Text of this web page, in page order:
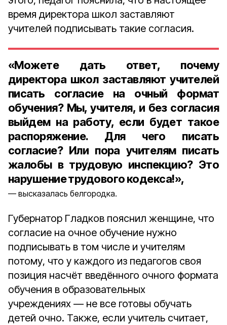
время директора школ заставляют
учителей подписывать такие согласия.
«Можете дать ответ, почему
директора школ заставляют учителей
писать согласие на очный формат
обучения? Мы, учителя, и без согласия
выйдем на работу, если будет такое
распоряжение. Для чего писать
согласие? Или пора учителям писать
жалобы в трудовую инспекцию? Это
нарушение трудового кодекса!»,
высказалась белгородка.
Губернатор Гладков пояснил женщине, что
согласие на очное обучение нужно
подписывать в том числе и учителям
потому, что у каждого из педагогов своя
позиция насчёт введённого очного формата
обучения в образовательных
учреждениях — не все готовы обучать
детей очно. Также, если учитель считает,